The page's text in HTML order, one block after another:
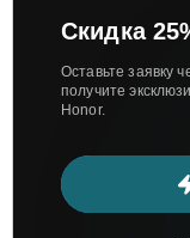
Скидка
Оставьте заявку
получите
Honor.